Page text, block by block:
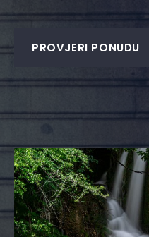
PROVJERI PONUDU